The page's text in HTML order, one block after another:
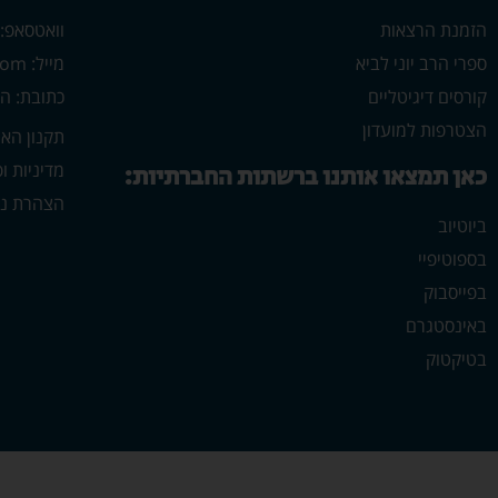
הזמנת הרצאות
ספרי הרב יוני לביא
קורסים דיגיטליים
הצטרפות למועדון
כאן תמצאו אותנו ברשתות החברתיות:
ביוטיוב
בספוטיפיי
בפייסבוק
באינסטגרם
בטיקטוק
וואטסאפ:
מייל: yonilavi10@gmail.com
כתובת: הרב
תקנון
מדיניות
הצהרת